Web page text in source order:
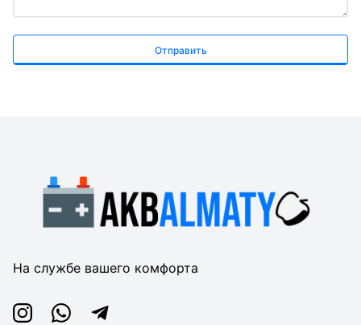
Отправить
На службе вашего комфорта
InstagramWhatsappTelegram